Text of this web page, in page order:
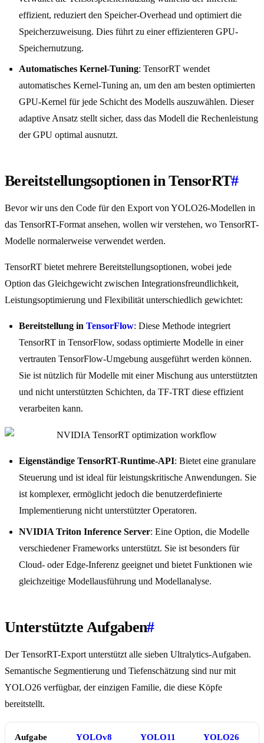
effizient, reduziert den Speicher-Overhead und optimiert die
Speicherzuweisung. Dies führt zu einer effizienteren GPU-
Speichernutzung.
Automatisches Kernel-Tuning: TensorRT wendet
automatisches Kernel-Tuning an, um den am besten optimierten
GPU-Kernel für jede Schicht des Modells auszuwählen. Dieser
adaptive Ansatz stellt sicher, dass das Modell die Rechenleistung
der GPU optimal ausnutzt.
Bereitstellungsoptionen in TensorRT#
Bevor wir uns den Code für den Export von YOLO26-Modellen in
das TensorRT-Format ansehen, wollen wir verstehen, wo TensorRT-
Modelle normalerweise verwendet werden.
TensorRT bietet mehrere Bereitstellungsoptionen, wobei jede
Option das Gleichgewicht zwischen Integrationsfreundlichkeit,
Leistungsoptimierung und Flexibilität unterschiedlich gewichtet:
Bereitstellung in TensorFlow: Diese Methode integriert
TensorRT in TensorFlow, sodass optimierte Modelle in einer
vertrauten TensorFlow-Umgebung ausgeführt werden können.
Sie ist nützlich für Modelle mit einer Mischung aus unterstützten
und nicht unterstützten Schichten, da TF-TRT diese effizient
verarbeiten kann.
Eigenständige TensorRT-Runtime-API: Bietet eine granulare
Steuerung und ist ideal für leistungskritische Anwendungen. Sie
ist komplexer, ermöglicht jedoch die benutzerdefinierte
Implementierung nicht unterstützter Operatoren.
NVIDIA Triton Inference Server: Eine Option, die Modelle
verschiedener Frameworks unterstützt. Sie ist besonders für
Cloud- oder Edge-Inferenz geeignet und bietet Funktionen wie
gleichzeitige Modellausführung und Modellanalyse.
Unterstützte Aufgaben#
Der TensorRT-Export unterstützt alle sieben Ultralytics-Aufgaben.
Semantische Segmentierung und Tiefenschätzung sind nur mit
YOLO26 verfügbar, der einzigen Familie, die diese Köpfe
bereitstellt.
Aufgabe YOLOv8 YOLO11 YOLO26